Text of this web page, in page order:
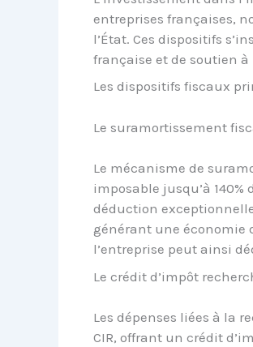
entreprises françaises,
l’État. Ces dispositifs
française et de soutien
Les dispositifs fiscaux
Le suramortissement
Le mécanisme de
imposable jusqu’à
déduction
générant une économie
l’entreprise peut ainsi
Le crédit d’impôt
Les dépenses liées à la
CIR, offrant un crédit